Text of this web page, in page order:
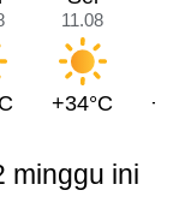
11.08
+34°C
minggu ini